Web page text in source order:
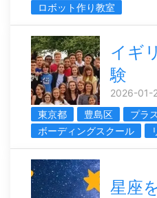
ロボット作り教室
イギ
験
2026-01-
東京都
豊島区
プラ
ボーディングスクール
星座